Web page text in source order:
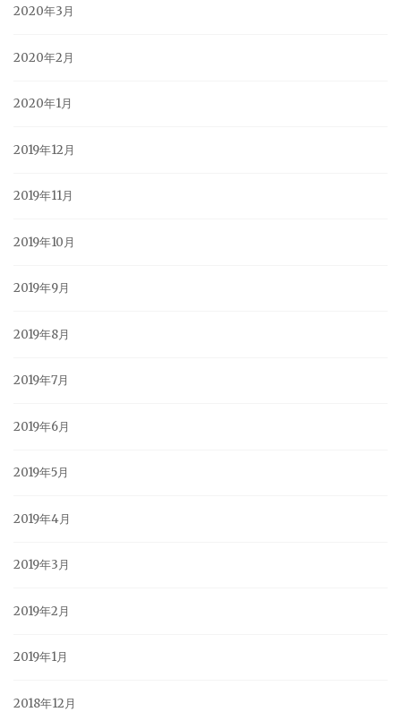
2020年3月
2020年2月
2020年1月
2019年12月
2019年11月
2019年10月
2019年9月
2019年8月
2019年7月
2019年6月
2019年5月
2019年4月
2019年3月
2019年2月
2019年1月
2018年12月